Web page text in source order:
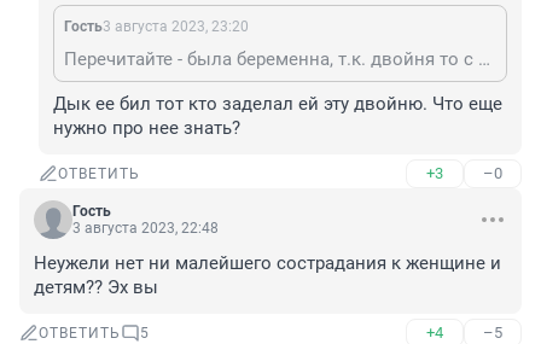
Гость3 августа 2023, 23:20
Перечитайте - была беременна, т.к. двойня то с заметным животом и характерной походкой.
Дык ее бил тот кто заделал ей эту двойню. Что еще
нужно про нее знать?
ОТВЕТИТЬ +3 –0
Гость
3 августа 2023, 22:48
Неужели нет ни малейшего сострадания к женщине и
детям?? Эх вы
ОТВЕТИТЬ 5 +4 –5